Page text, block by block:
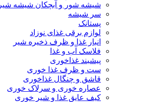
شیشه ‌شور و آبچکان شیشه‌ شیر
سر شیشه
پستانک
لوازم برقی غذای نوزاد
انبار غذا و ظرف ذخیره شیر
فلاسک آب و غذا
پیشبند غذاخوری
ست و ظرف غذا خوری
قاشق و چنگال غذاخوری
عصاره خوری و سرلاک خوری
کیف عایق غذا و شیر خوری